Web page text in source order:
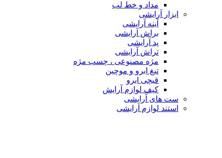
مداد و خط لب
ابزار آرایشی
آینه آرایشی
براش آرایشی
پد آرایشی
تراش آرایشی
مژه مصنوعی ، چسب مژه
تیغ ابرو و موچین
قیچی ابرو
کیف لوازم آرایش
ست های آرایشی
استند لوازم آرایشی